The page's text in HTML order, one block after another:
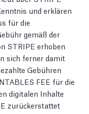
und erklären
für die
gemäß der
STRIPE erhoben
sich ferner damit
Gebühren
FEE für die
digitalen Inhalte
zurückerstattet